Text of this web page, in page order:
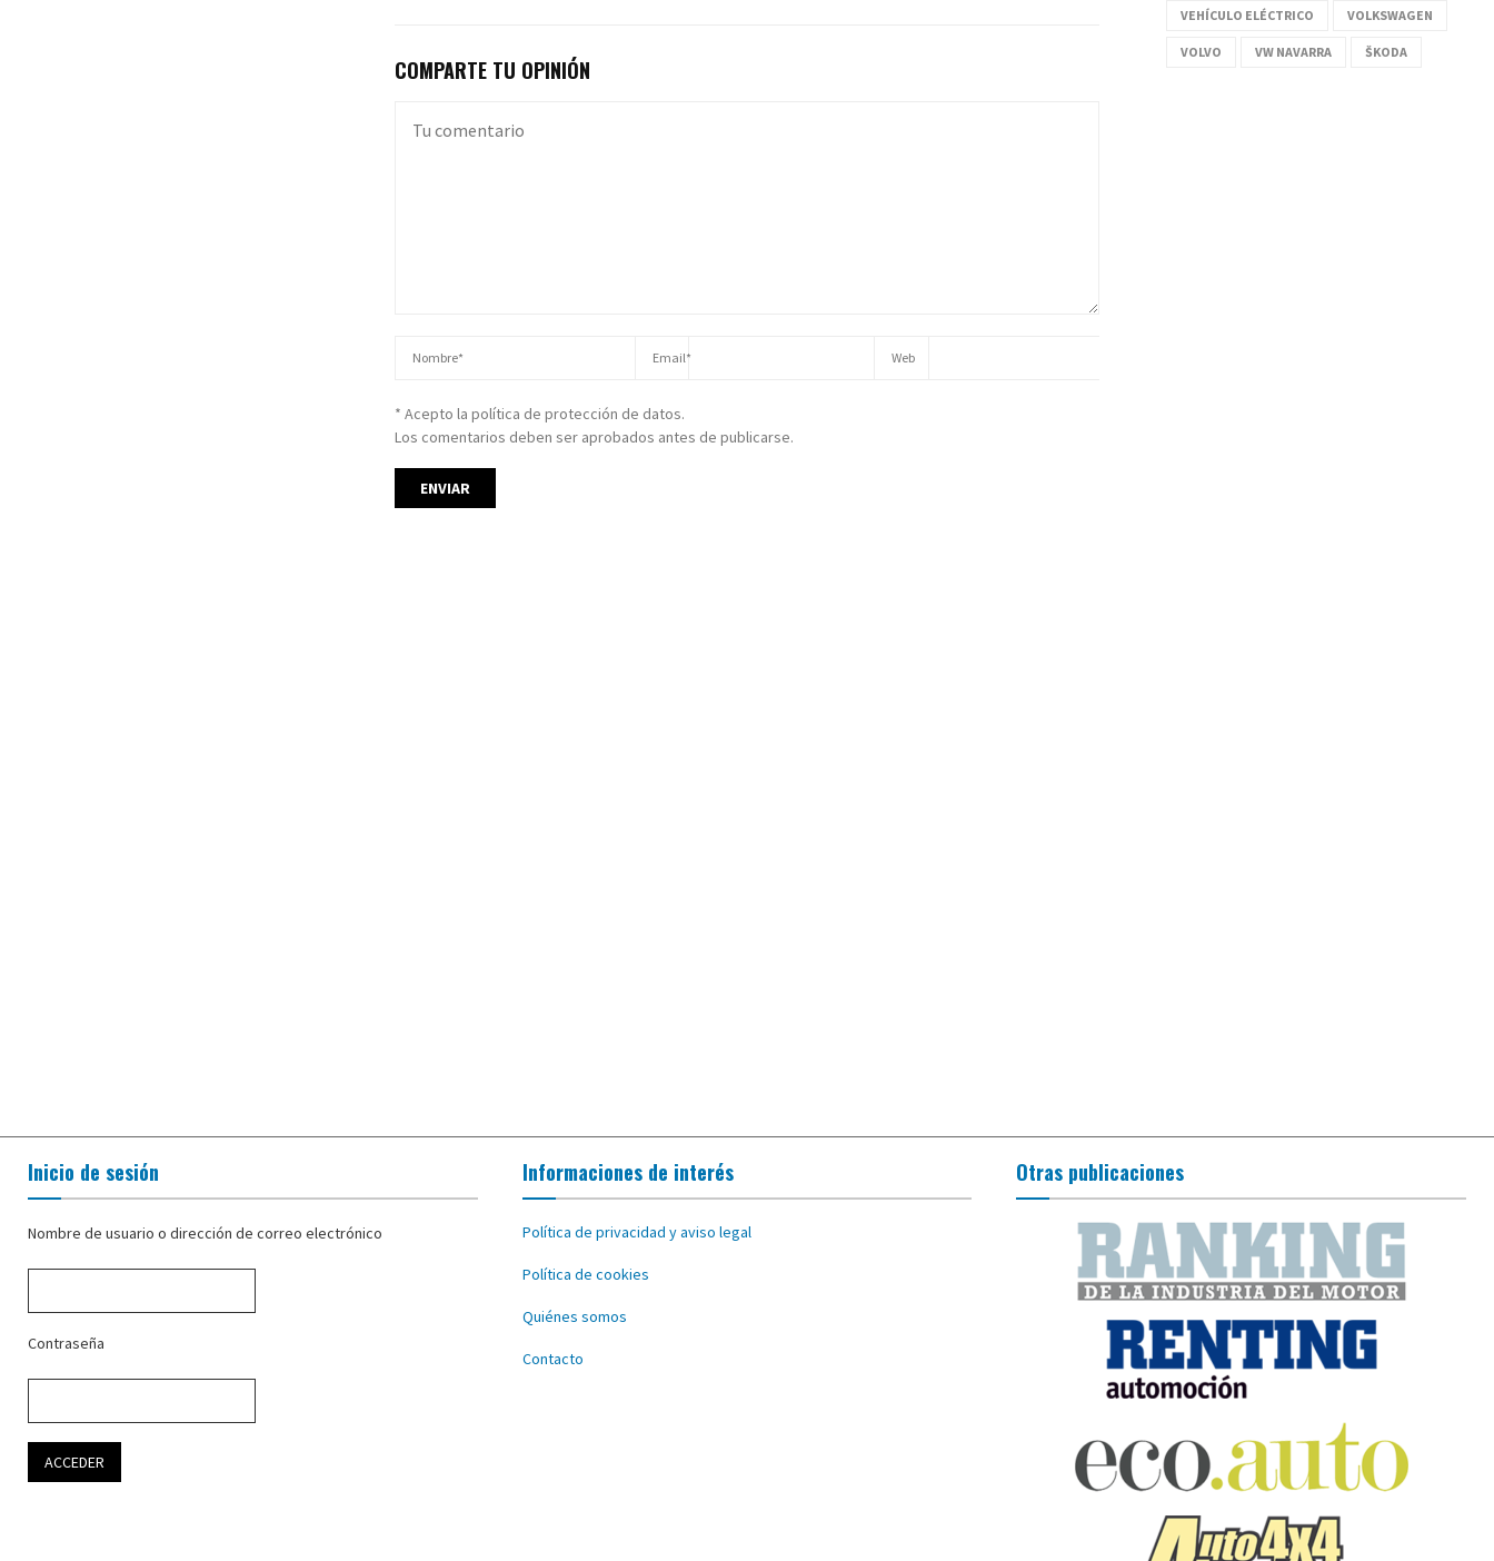
COMPARTE TU OPINIÓN
* Acepto la política de protección de datos.
Los comentarios deben ser aprobados antes de publicarse.
VEHÍCULO ELÉCTRICO VOLKSWAGEN
VOLVO VW NAVARRA ŠKODA
Inicio de sesión
Nombre de usuario o dirección de correo electrónico
Contraseña
Informaciones de interés
Política de privacidad y aviso legal
Política de cookies
Quiénes somos
Contacto
Otras publicaciones